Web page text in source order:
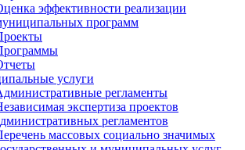
эффективности реализации
программ
услуги
регламенты
экспертиза проектов
регламентов
массовых социально значимых